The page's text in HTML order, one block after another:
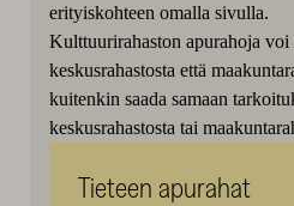
erityiskohteen omalla sivulla.
Kulttuurirahaston apurahoja voi
keskusrahastosta että
kuitenkin saada samaan
keskusrahastosta tai
Tieteen apurahat